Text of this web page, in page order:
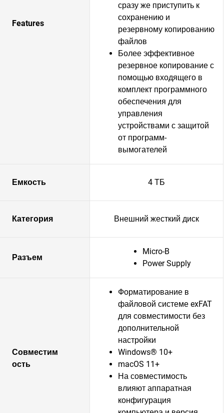
Features
сразу же приступить к
сохранению и
резервному копированию
файлов
Более эффективное
резервное копирование с
помощью входящего в
комплект программного
обеспечения для
управления
устройствами с защитой
от программ-
вымогателей
Емкость 4 ТБ
Категория Внешний жесткий диск
Разъем
Micro-B
Power Supply
Совместим
ость
Форматирование в
файловой системе exFAT
для совместимости без
дополнительной
настройки
Windows® 10+
macOS 11+
На совместимость
влияют аппаратная
конфигурация